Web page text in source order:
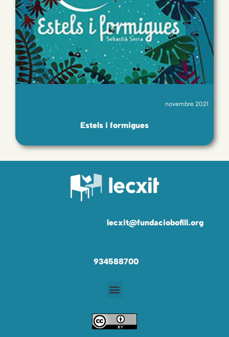
novembre 2021
Estels i formigues
lecxit@fundaciobofill.org
934588700